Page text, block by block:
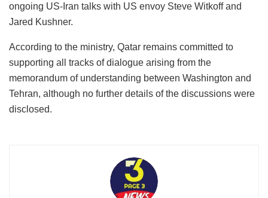
ongoing US-Iran talks with US envoy Steve Witkoff and
Jared Kushner.
According to the ministry, Qatar remains committed to
supporting all tracks of dialogue arising from the
memorandum of understanding between Washington and
Tehran, although no further details of the discussions were
disclosed.